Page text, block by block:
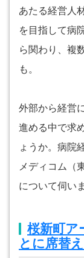
あたる経営人
を目指して病
ら関わり、複
も。
外部から経営
進める中で求
ょうか。病院
メディコム（
について伺い
桜新町ア
とに席替